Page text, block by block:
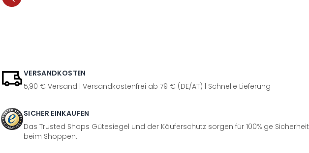
VERSANDKOSTEN
5,90 € Versand | Versandkostenfrei ab 79 € (DE/AT) | Schnelle Lieferung
SICHER EINKAUFEN
Das Trusted Shops Gütesiegel und der Käuferschutz sorgen für 100%ige Sicherheit
beim Shoppen.